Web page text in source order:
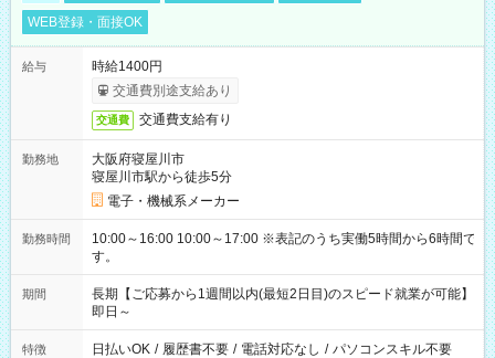
WEB登録・面接OK
給与
時給1400円
交通費別途支給あり
交通費 交通費支給有り
勤務地
大阪府寝屋川市
寝屋川市駅から徒歩5分
電子・機械系メーカー
勤務時間
10:00～16:00 10:00～17:00 ※表記のうち実働5時間から6時間で
す。
期間
長期【ご応募から1週間以内(最短2日目)のスピード就業が可能】
即日～
特徴 日払いOK / 履歴書不要 / 電話対応なし / パソコンスキル不要